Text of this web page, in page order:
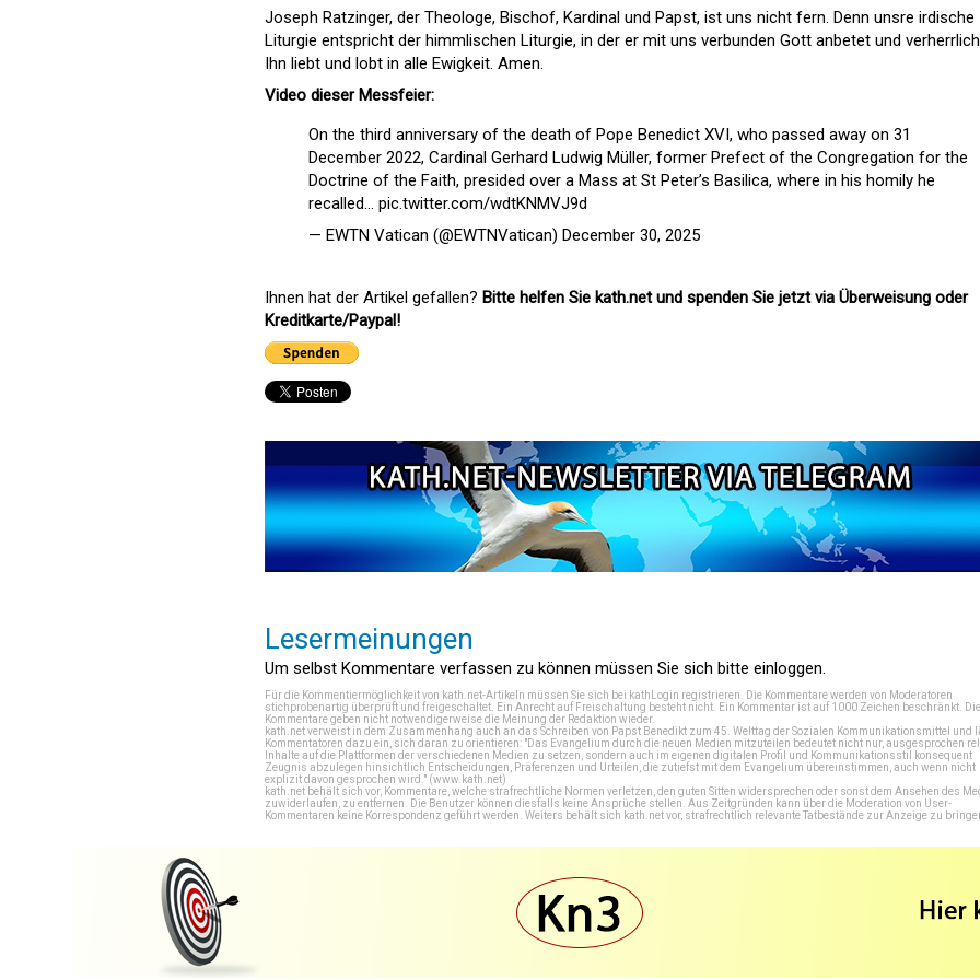
Joseph Ratzinger, der Theologe, Bischof, Kardinal und Papst, ist uns nicht fern. Denn unsre irdische
Liturgie entspricht der himmlischen Liturgie, in der er mit uns verbunden Gott anbetet und
Ihn liebt und lobt in alle Ewigkeit. Amen.
Video dieser Messfeier:
On the third anniversary of the death of Pope Benedict XVI, who passed away on 31
December 2022, Cardinal Gerhard Ludwig Müller, former Prefect of the Congregation for the
Doctrine of the Faith, presided over a Mass at St Peter’s Basilica, where in his homily he
recalled… pic.twitter.com/wdtKNMVJ9d
— EWTN Vatican (@EWTNVatican) December 30, 2025
Ihnen hat der Artikel gefallen? Bitte helfen Sie kath.net und spenden Sie jetzt via Überweisung oder
Kreditkarte/Paypal!
Lesermeinungen
Um selbst Kommentare verfassen zu können müssen Sie sich bitte einloggen.
Für die Kommentiermöglichkeit von kath.net-Artikeln müssen Sie sich bei kathLogin registrieren . Die Kommentare werden von Moderatoren
stichprobenartig überprüft und freigeschaltet. Ein Anrecht auf Freischaltung besteht nicht. Ein Kommentar ist auf 1000 Zeichen beschränkt. Die
Kommentare geben nicht notwendigerweise die Meinung der Redaktion wieder.
kath.net verweist in dem Zusammenhang auch an das Schreiben von Papst Benedikt zum 45. Welttag der Sozialen Kommunikationsmittel und
Kommentatoren dazu ein, sich daran zu orientieren: "Das Evangelium durch die neuen Medien mitzuteilen bedeutet nicht nur, ausgesprochen
Inhalte auf die Plattformen der verschiedenen Medien zu setzen, sondern auch im eigenen digitalen Profil und Kommunikationsstil konsequent
Zeugnis abzulegen hinsichtlich Entscheidungen, Präferenzen und Urteilen, die zutiefst mit dem Evangelium übereinstimmen, auch wenn nicht
explizit davon gesprochen wird." (www.kath.net)
kath.net behält sich vor, Kommentare, welche strafrechtliche Normen verletzen, den guten Sitten widersprechen oder sonst dem Ansehen des
zuwiderlaufen, zu entfernen. Die Benutzer können diesfalls keine Ansprüche stellen. Aus Zeitgründen kann über die Moderation von User-
Kommentaren keine Korrespondenz geführt werden. Weiters behält sich kath.net vor, strafrechtlich relevante Tatbestände zur Anzeige zu